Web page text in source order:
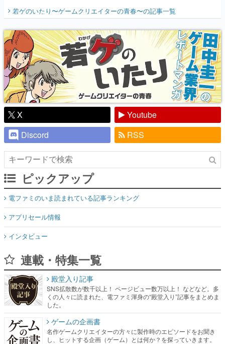
『少年ジャンプ』色だった【若ゲのいた
り】
若ゲのいたり〜ゲームクリエイターの青春〜の記事一覧
X
Youtube
Discord
RSS
ピックアップ
電ファミのいま読まれている記事ランキング
アプリセール情報
インタビュー
連載・特集一覧
殿堂入り記事
SNS拡散数が数千以上！ ページビュー数万以上！ などなど。多
くの人々に読まれた、電ファミ渾身の“殿堂入り”記事をまとめま
した。
ゲームの企画書
名作ゲームクリエイターの方々に製作時のエピソードをお聞き
し、ヒットする企画（ゲーム）とは何か？を探っていきます。